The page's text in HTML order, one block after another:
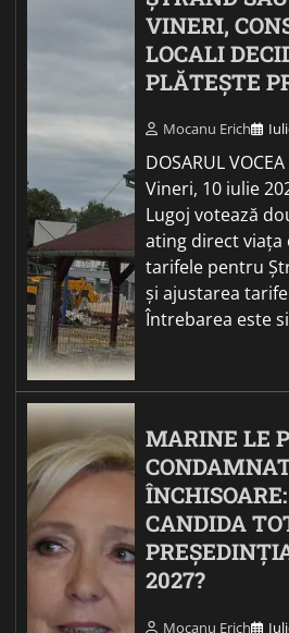
VINERI,
LOCALI
PLĂTEȘTE
Mocanu Erich
DOSARUL
Vineri, 10 iulie
Lugoj votează
ating direct viața
tarifele pentru
și ajustarea
Întrebarea este
MARINE LE
CANDIDA
2027?
Mocanu Erich